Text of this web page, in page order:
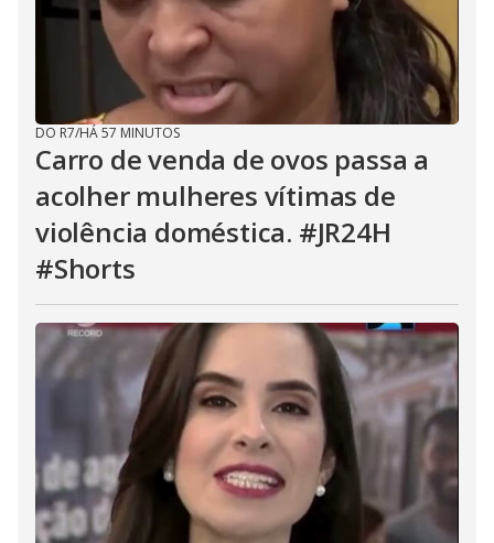
DO R7/HÁ 57 MINUTOS
Carro de venda de ovos passa a
acolher mulheres vítimas de
violência doméstica. #JR24H
#Shorts